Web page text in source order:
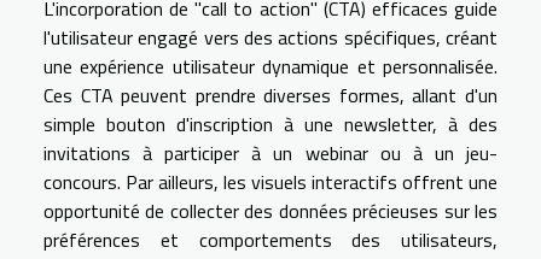
L'incorporation de "call to action" (CTA) efficaces guide
l'utilisateur engagé vers des actions spécifiques, créant
une expérience utilisateur dynamique et personnalisée.
Ces CTA peuvent prendre diverses formes, allant d'un
simple bouton d'inscription à une newsletter, à des
invitations à participer à un webinar ou à un jeu-
concours. Par ailleurs, les visuels interactifs offrent une
opportunité de collecter des données précieuses sur les
préférences et comportements des utilisateurs,